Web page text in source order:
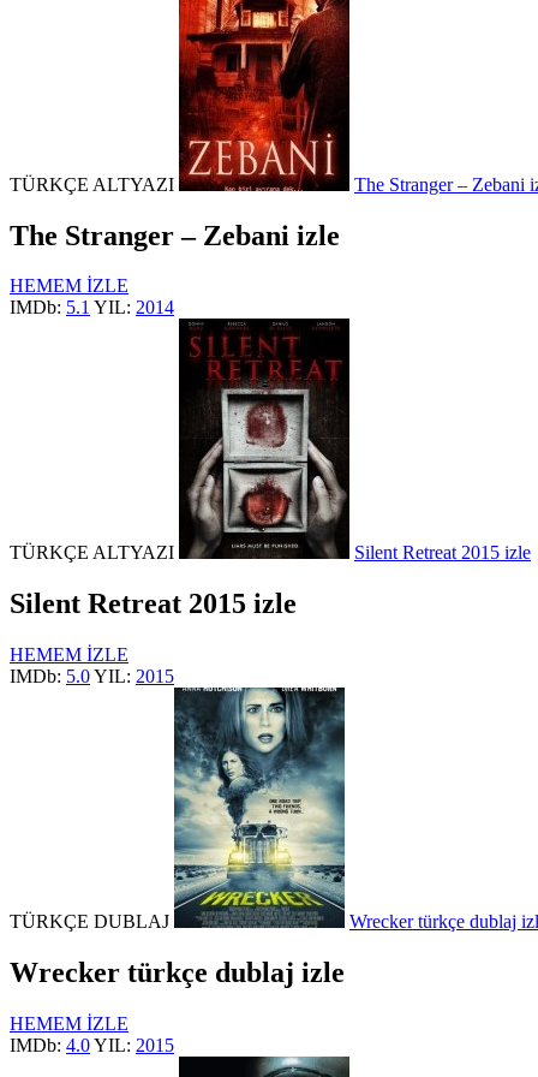
TÜRKÇE ALTYAZI The Stranger – Zebani
The Stranger – Zebani izle
HEMEM İZLE
IMDb: 5.1 YIL: 2014
TÜRKÇE ALTYAZI Silent Retreat 2015 izle
Silent Retreat 2015 izle
HEMEM İZLE
IMDb: 5.0YIL: 2015
TÜRKÇE DUBLAJ Wrecker türkçe dublaj
Wrecker türkçe dublaj izle
HEMEM İZLE
IMDb: 4.0YIL: 2015